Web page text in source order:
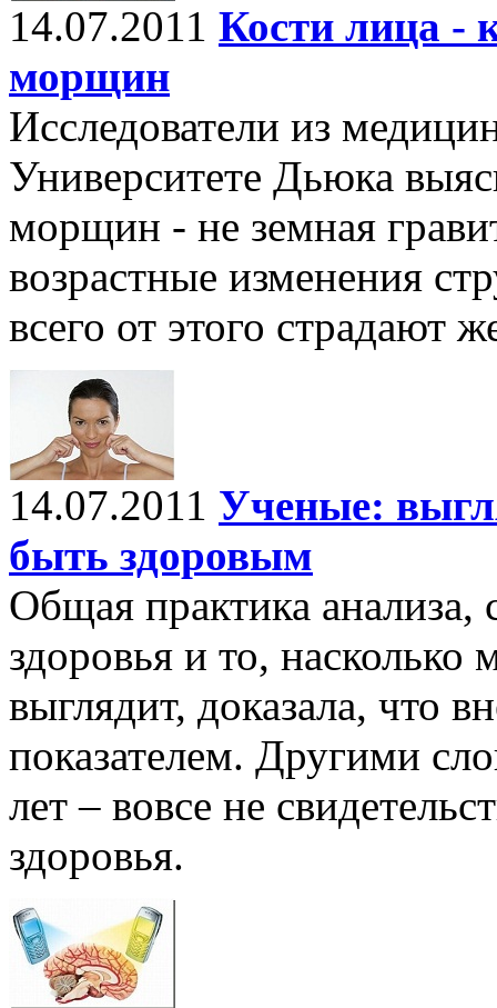
14.07.2011 Кости лица -
морщин
Исследователи из
Университете Дьюка
морщин - не земная
возрастные изменения
всего от этого страдают
14.07.2011 Ученые:
быть здоровым
Общая практика анализа,
здоровья и то,
выглядит, доказала, что
показателем. Другими
лет – вовсе не
здоровья.